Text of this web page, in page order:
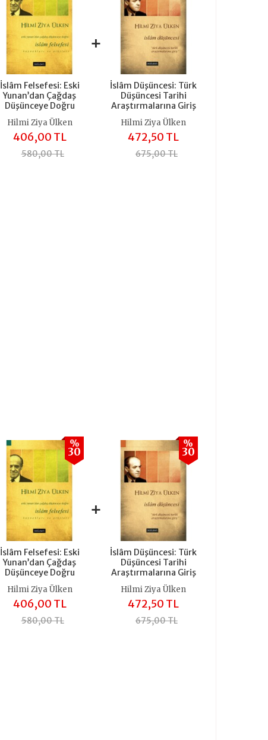
İslâm Felsefesi: Eski
Yunan’dan Çağdaş
Düşünceye Doğru
Hilmi Ziya Ülken
406,00 TL
580,00 TL
+
İslâm Düşüncesi: Türk
Düşüncesi Tarihi
Araştırmalarına Giriş
Hilmi Ziya Ülken
472,50 TL
675,00 TL
İslâm Felsefesi: Eski
Yunan’dan Çağdaş
Düşünceye Doğru
%
30
Hilmi Ziya Ülken
406,00 TL
580,00 TL
+
İslâm Düşüncesi: Türk
Düşüncesi Tarihi
Araştırmalarına Giriş
%
30
Hilmi Ziya Ülken
472,50 TL
675,00 TL